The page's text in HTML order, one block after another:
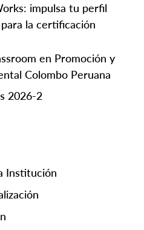
impulsa tu perfil
la certificación
en Promoción y
Colombo Peruana
2026-2
Institución